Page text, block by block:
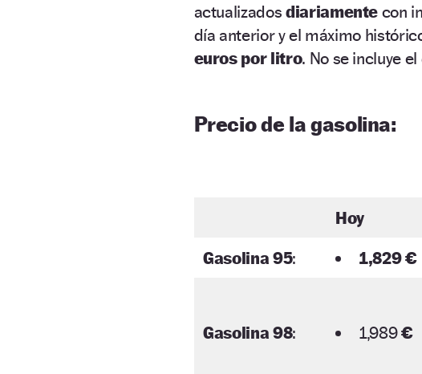
actualizados diariamente con
día anterior y el máximo
euros por litro. No se incluye
Precio de la gasolina:
Hoy
Gasolina 95: 1,829 €
Gasolina 98: 1,989€